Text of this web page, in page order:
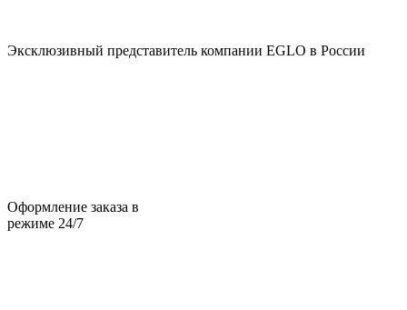
Эксклюзивный представитель компании EGLO в России
Оформление заказа в
режиме 24/7